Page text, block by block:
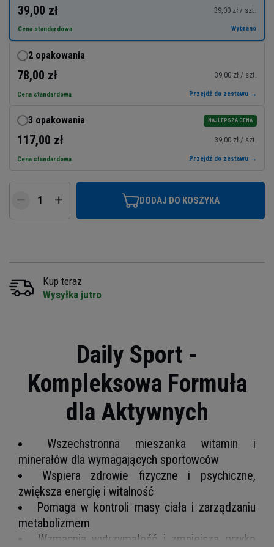
39,00 zł 39,00 zł / szt.
Cena standardowa Wybrano
2 opakowania
78,00 zł 39,00 zł / szt.
Cena standardowa Przejdź do zestawu →
NAJLEPSZA CENA
3 opakowania
117,00 zł 39,00 zł / szt.
Cena standardowa Przejdź do zestawu →
DODAJ DO KOSZYKA
Kup teraz
Wysyłka jutro
Daily Sport -
Kompleksowa Formuła
dla Aktywnych
Wszechstronna mieszanka witamin i
minerałów dla wymagających sportowców
Wspiera zdrowie fizyczne i psychiczne,
zwiększa energię i witalność
Pomaga w kontroli masy ciała i zarządzaniu
metabolizmem
Wzmacnia wytrzymałość i zmniejsza ryzyko